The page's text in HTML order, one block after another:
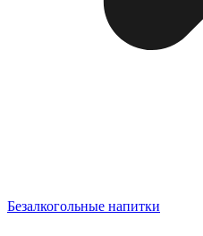
Безалкогольные напитки